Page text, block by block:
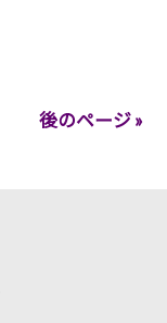
後のページ »